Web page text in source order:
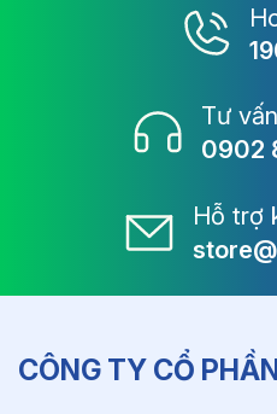
Tư
0902
Hỗ trợ
CÔNG TY CỔ